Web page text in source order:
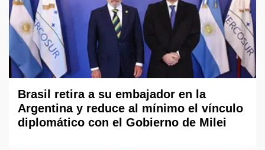
Brasil retira a su embajador en la
Argentina y reduce al mínimo el vínculo
diplomático con el Gobierno de Milei